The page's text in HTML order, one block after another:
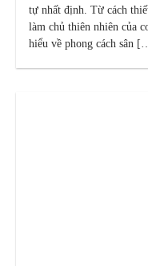
tự nhất định. Từ cách
làm chủ thiên nhiên của
hiểu về phong cách sân